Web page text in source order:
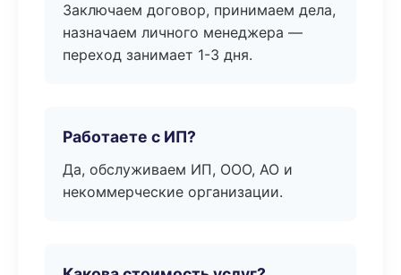
Заключаем договор, принимаем дела,
назначаем личного менеджера —
переход занимает 1-3 дня.
Работаете с ИП?
Да, обслуживаем ИП, ООО, АО и
некоммерческие организации.